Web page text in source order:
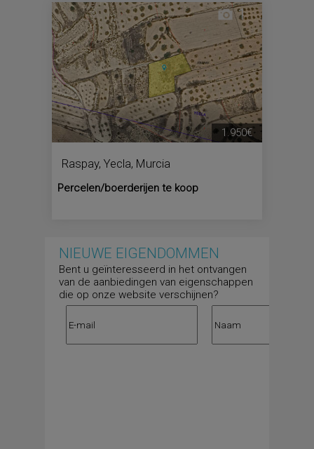
1
Raspay, Yecla, Murcia
Percelen/boerderijen te koop
1.950€
NIEUWE EIGENDOMMEN
Bent u geïnteresseerd in het ontvangen
van de aanbiedingen van eigenschappen
die op onze website verschijnen?